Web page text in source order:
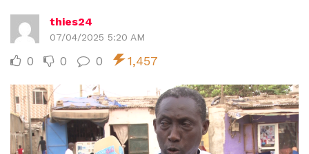
thies24
07/04/2025 5:20 AM
0 0 0 1,457